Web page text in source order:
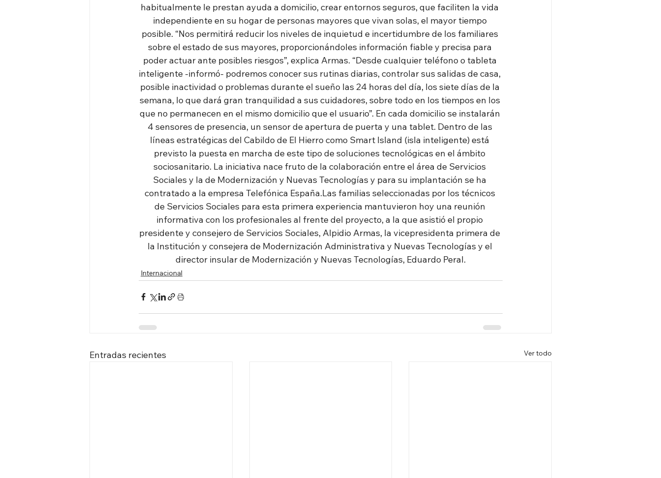
habitualmente le prestan ayuda a domicilio, crear entornos seguros, que faciliten la vida
independiente en su hogar de personas mayores que vivan solas, el mayor tiempo
posible. “Nos permitirá reducir los niveles de inquietud e incertidumbre de los familiares
sobre el estado de sus mayores, proporcionándoles información fiable y precisa para
poder actuar ante posibles riesgos”, explica Armas. “Desde cualquier teléfono o tableta
inteligente -informó- podremos conocer sus rutinas diarias, controlar sus salidas de casa,
posible inactividad o problemas durante el sueño las 24 horas del día, los siete días de la
semana, lo que dará gran tranquilidad a sus cuidadores, sobre todo en los tiempos en los
que no permanecen en el mismo domicilio que el usuario”. En cada domicilio se instalarán
4 sensores de presencia, un sensor de apertura de puerta y una tablet. Dentro de las
líneas estratégicas del Cabildo de El Hierro como Smart Island (isla inteligente) está
previsto la puesta en marcha de este tipo de soluciones tecnológicas en el ámbito
sociosanitario. La iniciativa nace fruto de la colaboración entre el área de Servicios
Sociales y la de Modernización y Nuevas Tecnologías y para su implantación se ha
contratado a la empresa Telefónica España.Las familias seleccionadas por los técnicos
de Servicios Sociales para esta primera experiencia mantuvieron hoy una reunión
informativa con los profesionales al frente del proyecto, a la que asistió el propio
presidente y consejero de Servicios Sociales, Alpidio Armas, la vicepresidenta primera de
la Institución y consejera de Modernización Administrativa y Nuevas Tecnologías y el
director insular de Modernización y Nuevas Tecnologías, Eduardo Peral.
Internacional
Entradas recientes Ver todo